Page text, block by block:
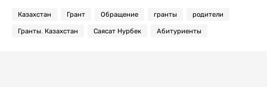
Казахстан Грант Обращение гранты родители
Гранты. Казахстан Саясат Нурбек Абитуриенты